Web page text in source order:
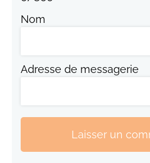
Nom
Adresse de messagerie
Laisser un